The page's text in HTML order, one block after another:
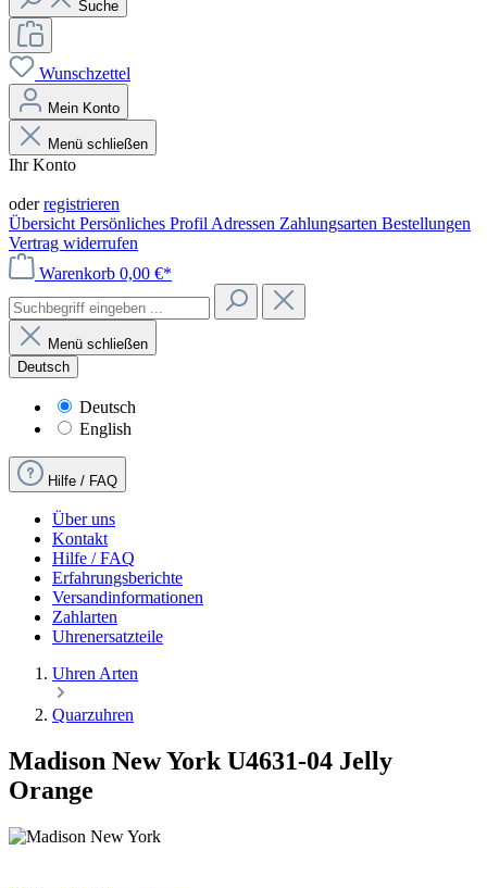
Suche
Wunschzettel
Mein Konto
Menü schließen
Ihr Konto
oderregistrieren
Übersicht Persönliches Profil Adressen Zahlungsarten Bestellungen
Vertrag widerrufen
Warenkorb 0,00 €*
Menü schließen
Deutsch
Deutsch
English
Hilfe / FAQ
Über uns
Kontakt
Hilfe / FAQ
Erfahrungsberichte
Versandinformationen
Zahlarten
Uhrenersatzteile
Uhren Arten
Quarzuhren
Madison New York U4631-04 Jelly
Orange